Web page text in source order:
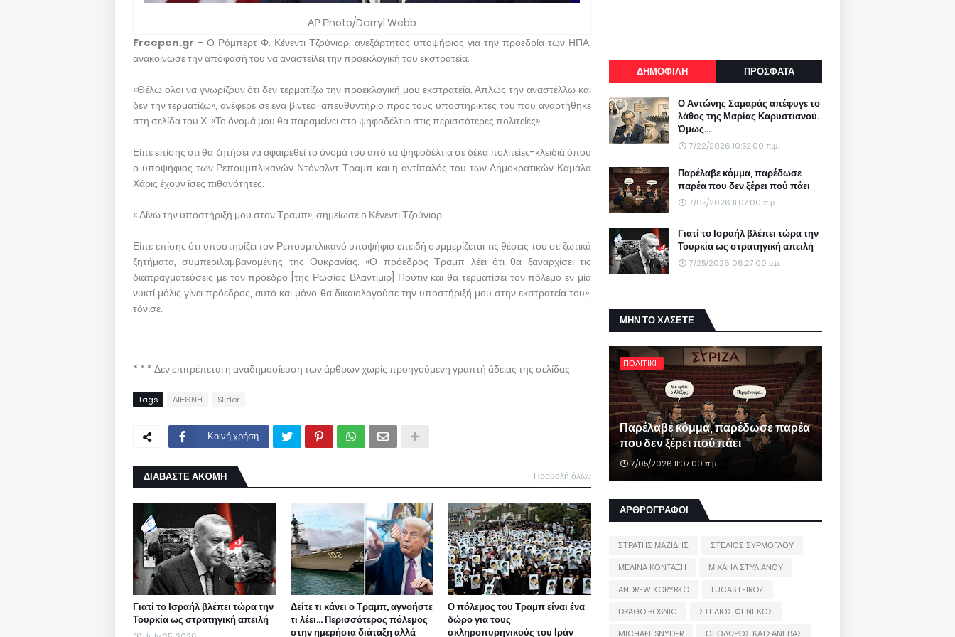
ΑΡ Ρhoto/Darryl Webb
Freepen.gr - Ο Ρόμπερτ Φ. Κένεντι Τζούνιορ, ανεξάρτητος υποψήφιος για την προεδρία των ΗΠΑ,
ανακοίνωσε την απόφασή του να αναστείλει την προεκλογική του εκστρατεία.
«Θέλω όλοι να γνωρίζουν ότι δεν τερματίζω την προεκλογική μου εκστρατεία. Απλώς την αναστέλλω και
δεν την τερματίζω», ανέφερε σε ένα βίντεο-απευθυντήριο προς τους υποστηρικτές του που αναρτήθηκε
στη σελίδα του Χ. «Το όνομά μου θα παραμείνει στο ψηφοδέλτιο στις περισσότερες πολιτείες».
Είπε επίσης ότι θα ζητήσει να αφαιρεθεί το όνομά του από τα ψηφοδέλτια σε δέκα πολιτείες-κλειδιά όπου
ο υποψήφιος των Ρεπουμπλικανών Ντόναλντ Τραμπ και η αντίπαλός του των Δημοκρατικών Καμάλα
Χάρις έχουν ίσες πιθανότητες.
« Δίνω την υποστήριξή μου στον Τραμπ», σημείωσε ο Κένεντι Τζούνιορ.
Είπε επίσης ότι υποστηρίζει τον Ρεπουμπλικανό υποψήφιο επειδή συμμερίζεται τις θέσεις του σε ζωτικά
ζητήματα, συμπεριλαμβανομένης της Ουκρανίας. «Ο πρόεδρος Τραμπ λέει ότι θα ξαναρχίσει τις
διαπραγματεύσεις με τον πρόεδρο [της Ρωσίας Βλαντίμιρ] Πούτιν και θα τερματίσει τον πόλεμο εν μία
νυκτί μόλις γίνει πρόεδρος, αυτό και μόνο θα δικαιολογούσε την υποστήριξή μου στην εκστρατεία του»,
τόνισε.
* * * Δεν επιτρέπεται η αναδημοσίευση των άρθρων χωρίς προηγούμενη γραπτή άδειας της σελίδας
Tags ΔΙΕΘΝΗ Slider
Κοινή χρήση
ΔΙΑΒΑΣΤΕ ΑΚΌΜΗ Προβολή όλων
Γιατί το Ισραήλ βλέπει τώρα την
Τουρκία ως στρατηγική απειλή
Δείτε τι κάνει ο Τραμπ, αγνοήστε
τι λέει... Περισσότερος πόλεμος
στην ημερήσια διάταξη αλλά
Ο πόλεμος του Τραμπ είναι ένα
δώρο για τους
σκληροπυρηνικούς του Ιράν
ΔΗΜΟΦΙΛΗ ΠΡΟΣΦΑΤΑ
Ο Αντώνης Σαμαράς απέφυγε το
λάθος της Μαρίας Καρυστιανού.
Όμως...
7/22/2026 10:52:00 π.μ.
Παρέλαβε κόμμα, παρέδωσε
παρέα που δεν ξέρει πού πάει
7/05/2026 11:07:00 π.μ.
Γιατί το Ισραήλ βλέπει τώρα την
Τουρκία ως στρατηγική απειλή
7/25/2026 06:27:00 μ.μ.
ΜΗΝ ΤΟ ΧΑΣΕΤΕ
ΠΟΛΙΤΙΚΗ
Παρέλαβε κόμμα, παρέδωσε παρέα
που δεν ξέρει πού πάει
7/05/2026 11:07:00 π.μ.
ΑΡΘΡΟΓΡΑΦΟΙ
ΣΤΡΑΤΗΣ ΜΑΖΙΔΗΣ
ΣΤΕΛΙΟΣ ΣΥΡΜΟΓΛΟΥ
ΜΕΛΙΝΑ ΚΟΝΤΑΞΗ
ΜΙΧΑΗΛ ΣΤΥΛΙΑΝΟΥ
ANDREW KORYBKO
LUCAS LEIROZ
DRAGO BOSNIC
ΣΤΕΛΙΟΣ ΦΕΝΕΚΟΣ
MICHAEL SNYDER
ΘΕΟΔΩΡΟΣ ΚΑΤΣΑΝΕΒΑΣ